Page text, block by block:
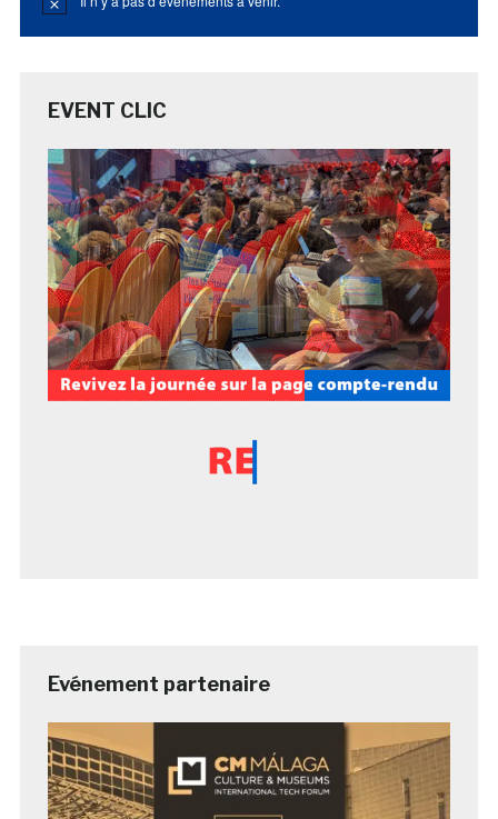
Notice
EVENT CLIC
Evénement partenaire